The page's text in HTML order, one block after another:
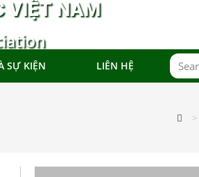
VIỆT NAM
SỰ KIỆN LIÊN HỆ
>